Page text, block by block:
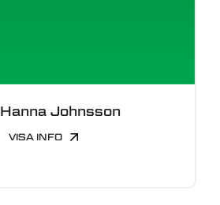
Hanna Johnsson
VISA INFO